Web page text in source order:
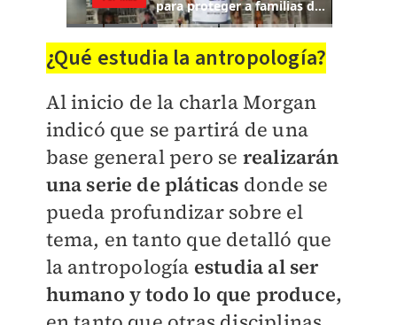
¿Qué estudia la antropología?
Al inicio de la charla Morgan
indicó que se partirá de una
base general pero se realizarán
una serie de pláticas donde se
pueda profundizar sobre el
tema, en tanto que detalló que
la antropología estudia al ser
humano y todo lo que produce,